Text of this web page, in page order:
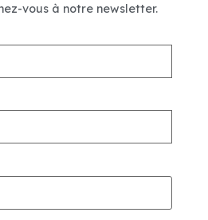
vous à notre newsletter.